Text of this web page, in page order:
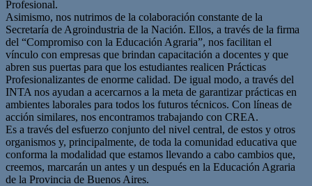
Profesional.
Asimismo, nos nutrimos de la colaboración constante de la
Secretaría de Agroindustria de la Nación. Ellos, a través de la firma
del “Compromiso con la Educación Agraria”, nos facilitan el
vínculo con empresas que brindan capacitación a docentes y que
abren sus puertas para que los estudiantes realicen Prácticas
Profesionalizantes de enorme calidad. De igual modo, a través del
INTA nos ayudan a acercarnos a la meta de garantizar prácticas en
ambientes laborales para todos los futuros técnicos. Con líneas de
acción similares, nos encontramos trabajando con CREA.
Es a través del esfuerzo conjunto del nivel central, de estos y otros
organismos y, principalmente, de toda la comunidad educativa que
conforma la modalidad que estamos llevando a cabo cambios que,
creemos, marcarán un antes y un después en la Educación Agraria
de la Provincia de Buenos Aires.